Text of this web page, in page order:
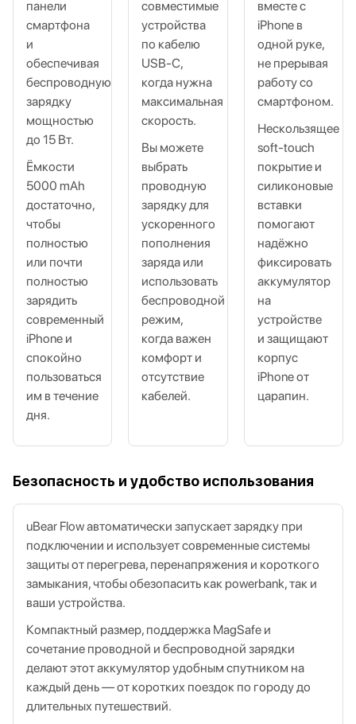
панели
смартфона
и
обеспечивая
беспроводную
зарядку
мощностью
до 15 Вт.
Ёмкости
5000 mAh
достаточно,
чтобы
полностью
или почти
полностью
зарядить
современный
iPhone и
спокойно
пользоваться
им в течение
дня.
совместимые
устройства
по кабелю
USB‑C,
когда нужна
максимальная
скорость.
Вы можете
выбрать
проводную
зарядку для
ускоренного
пополнения
заряда или
использовать
беспроводной
режим,
когда важен
комфорт и
отсутствие
кабелей.
вместе с
iPhone в
одной руке,
не прерывая
работу со
смартфоном.
Нескользящее
soft‑touch
покрытие и
силиконовые
вставки
помогают
надёжно
фиксировать
аккумулятор
на
устройстве
и защищают
корпус
iPhone от
царапин.
Безопасность и удобство использования
uBear Flow автоматически запускает зарядку при
подключении и использует современные системы
защиты от перегрева, перенапряжения и короткого
замыкания, чтобы обезопасить как powerbank, так и
ваши устройства.
Компактный размер, поддержка MagSafe и
сочетание проводной и беспроводной зарядки
делают этот аккумулятор удобным спутником на
каждый день — от коротких поездок по городу до
длительных путешествий.